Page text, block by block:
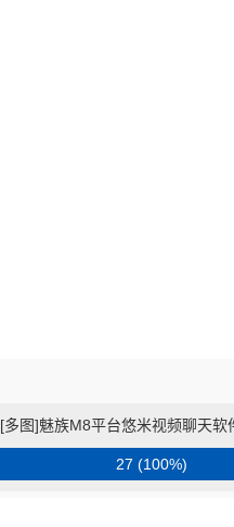
[多图]魅族M8平台悠米视频聊天软
27 (100%)